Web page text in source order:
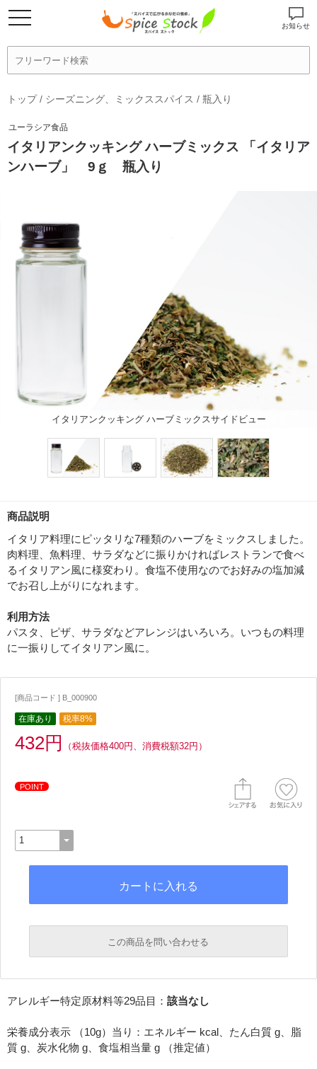
お知らせ
トップ/ シーズニング、ミックススパイス / 瓶入り
ユーラシア食品
イタリアンクッキング ハーブミックス 「イタリア
ンハーブ」 9ｇ 瓶入り
イタリアンクッキング ハーブミックスサイドビュー
商品説明
イタリア料理にピッタリな7種類のハーブをミックスしました。
肉料理、魚料理、サラダなどに振りかければレストランで食べ
るイタリアン風に様変わり。食塩不使用なのでお好みの塩加減
でお召し上がりになれます。
利用方法
パスタ、ピザ、サラダなどアレンジはいろいろ。いつもの料理
に一振りしてイタリアン風に。
[商品コード ] B_000900
在庫あり 税率8%
432円 （税抜価格400円、消費税額32円）
POINT
この商品を問い合わせる
アレルギー特定原材料等29品目： 該当なし
栄養成分表示 （10g）当り：エネルギー kcal、たん白質 g、脂
質 g、炭水化物 g、食塩相当量 g （推定値）